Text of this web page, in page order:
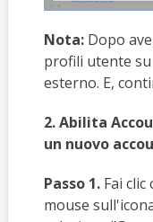
Nota:Dopo
profili utente
esterno. E,
2. Abilita
un nuovo
Passo 1.Fai clic
mouse